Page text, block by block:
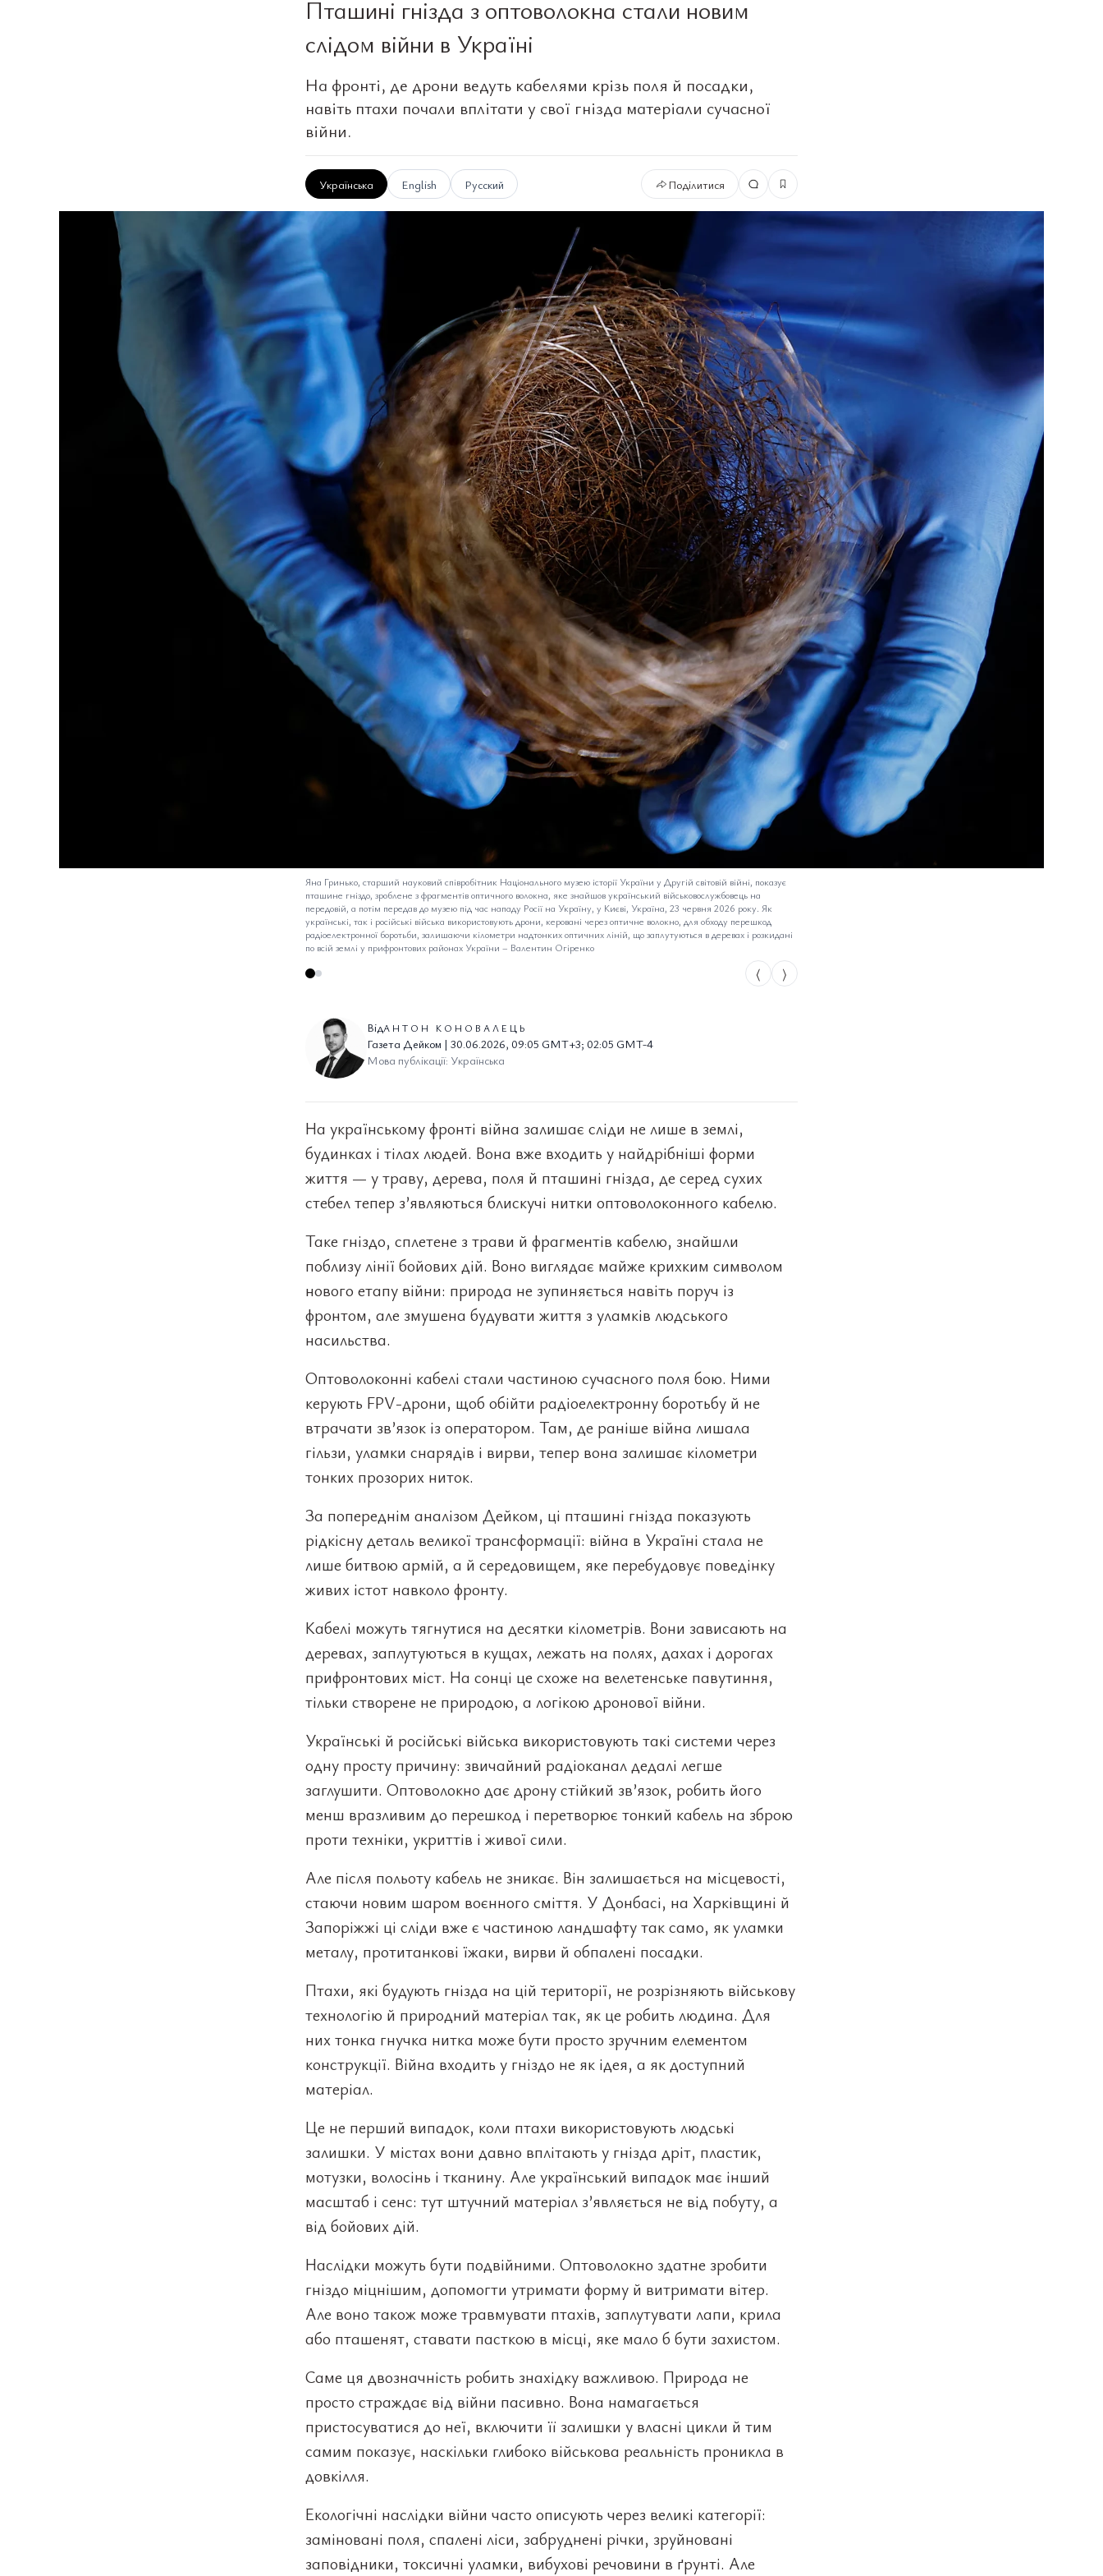
Пташині гнізда з оптоволокна стали новим
слідом війни в Україні
На фронті, де дрони ведуть кабелями крізь поля й посадки,
навіть птахи почали вплітати у свої гнізда матеріали сучасної
війни.
Українська English Русский Поділитися
Яна Гринько, старший науковий співробітник Національного музею історії України у Другій світовій війні, показує
пташине гніздо, зроблене з фрагментів оптичного волокна, яке знайшов український військовослужбовець на
передовій, а потім передав до музею під час нападу Росії на Україну, у Києві, Україна, 23 червня 2026 року. Як
українські, так і російські війська використовують дрони, керовані через оптичне волокно, для обходу перешкод
радіоелектронної боротьби, залишаючи кілометри надтонких оптичних ліній, що заплутуються в деревах і розкидані
по всій землі у прифронтових районах України – Валентин Огіренко
⟨ ⟩
ВідАНТОН КОНОВАЛЕЦЬ
Газета Дейком | 30.06.2026, 09:05 GMT+3; 02:05 GMT-4
Мова публікації: Українська
На українському фронті війна залишає сліди не лише в землі,
будинках і тілах людей. Вона вже входить у найдрібніші форми
життя — у траву, дерева, поля й пташині гнізда, де серед сухих
стебел тепер з’являються блискучі нитки оптоволоконного кабелю.
Таке гніздо, сплетене з трави й фрагментів кабелю, знайшли
поблизу лінії бойових дій. Воно виглядає майже крихким символом
нового етапу війни: природа не зупиняється навіть поруч із
фронтом, але змушена будувати життя з уламків людського
насильства.
Оптоволоконні кабелі стали частиною сучасного поля бою. Ними
керують FPV-дрони, щоб обійти радіоелектронну боротьбу й не
втрачати зв’язок із оператором. Там, де раніше війна лишала
гільзи, уламки снарядів і вирви, тепер вона залишає кілометри
тонких прозорих ниток.
За попереднім аналізом Дейком, ці пташині гнізда показують
рідкісну деталь великої трансформації: війна в Україні стала не
лише битвою армій, а й середовищем, яке перебудовує поведінку
живих істот навколо фронту.
Кабелі можуть тягнутися на десятки кілометрів. Вони зависають на
деревах, заплутуються в кущах, лежать на полях, дахах і дорогах
прифронтових міст. На сонці це схоже на велетенське павутиння,
тільки створене не природою, а логікою дронової війни.
Українські й російські війська використовують такі системи через
одну просту причину: звичайний радіоканал дедалі легше
заглушити. Оптоволокно дає дрону стійкий зв’язок, робить його
менш вразливим до перешкод і перетворює тонкий кабель на зброю
проти техніки, укриттів і живої сили.
Але після польоту кабель не зникає. Він залишається на місцевості,
стаючи новим шаром воєнного сміття. У Донбасі, на Харківщині й
Запоріжжі ці сліди вже є частиною ландшафту так само, як уламки
металу, протитанкові їжаки, вирви й обпалені посадки.
Птахи, які будують гнізда на цій території, не розрізняють військову
технологію й природний матеріал так, як це робить людина. Для
них тонка гнучка нитка може бути просто зручним елементом
конструкції. Війна входить у гніздо не як ідея, а як доступний
матеріал.
Це не перший випадок, коли птахи використовують людські
залишки. У містах вони давно вплітають у гнізда дріт, пластик,
мотузки, волосінь і тканину. Але український випадок має інший
масштаб і сенс: тут штучний матеріал з’являється не від побуту, а
від бойових дій.
Наслідки можуть бути подвійними. Оптоволокно здатне зробити
гніздо міцнішим, допомогти утримати форму й витримати вітер.
Але воно також може травмувати птахів, заплутувати лапи, крила
або пташенят, ставати пасткою в місці, яке мало б бути захистом.
Саме ця двозначність робить знахідку важливою. Природа не
просто страждає від війни пасивно. Вона намагається
пристосуватися до неї, включити її залишки у власні цикли й тим
самим показує, наскільки глибоко військова реальність проникла в
довкілля.
Екологічні наслідки війни часто описують через великі категорії:
заміновані поля, спалені ліси, забруднені річки, зруйновані
заповідники, токсичні уламки, вибухові речовини в ґрунті. Але